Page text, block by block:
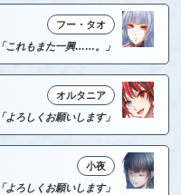
フー・タオ
「これもまた一興……。」
オルタニア
「よろしくお願いします」
小夜
「よろしくお願いします」